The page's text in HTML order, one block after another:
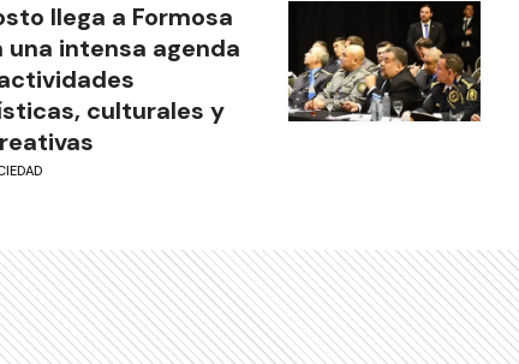
llega a Formosa
una intensa agenda
culturales y